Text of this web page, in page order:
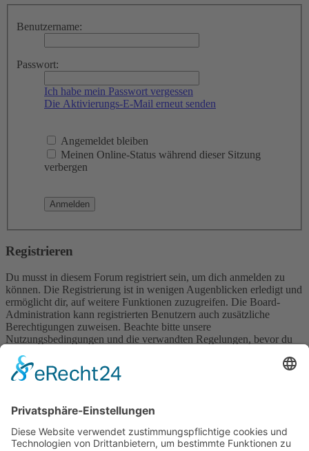
Benutzername:
Passwort:
Ich habe mein Passwort vergessen
Die Aktivierungs-E-Mail erneut senden
Angemeldet bleiben
Meinen Online-Status während dieser Sitzung
verbergen
Registrieren
Du musst in diesem Forum registriert sein, um dich anmelden zu
können. Die Registrierung ist in wenigen Augenblicken erledigt und
ermöglicht dir, auf weitere Funktionen zuzugreifen. Die Board-
Administration kann registrierten Benutzern auch zusätzliche
Berechtigungen zuweisen. Beachte bitte unsere
Nutzungsbedingungen und die verwandten Regelungen, bevor du
wenn du dich in diesem Board bewegst.